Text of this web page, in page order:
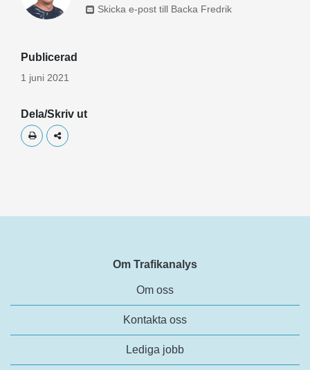
Skicka e-post till Backa Fredrik
Publicerad
1 juni 2021
Dela/Skriv ut
Skriv utDela
Om Trafikanalys
Om oss
Kontakta oss
Lediga jobb